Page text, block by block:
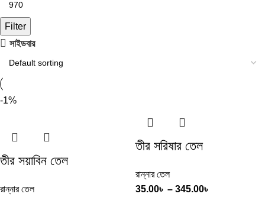
Filter
সাইডবার
-1%
তীর সয়াবিন তেল
রান্নার তেল
তীর সরিষার তেল
রান্নার তেল
35.00৳ – 345.00৳